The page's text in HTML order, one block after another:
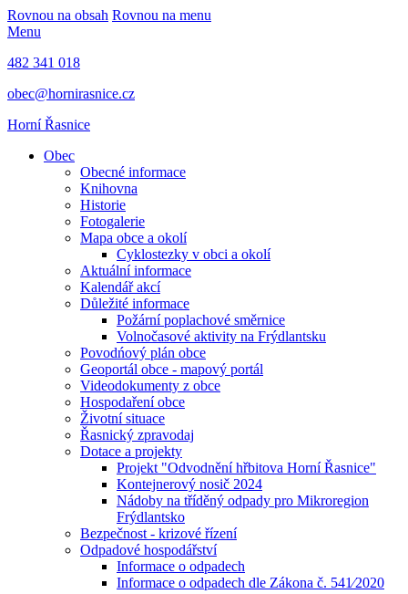
Rovnou na obsah Rovnou na menu
Menu
482 341 018
obec@hornirasnice.cz
Horní Řasnice
Obec
Obecné informace
Knihovna
Historie
Fotogalerie
Mapa obce a okolí
Cyklostezky v obci a okolí
Aktuální informace
Kalendář akcí
Důležité informace
Požární poplachové směrnice
Volnočasové aktivity na Frýdlantsku
Povodńový plán obce
Geoportál obce - mapový portál
Videodokumenty z obce
Hospodaření obce
Životní situace
Řasnický zpravodaj
Dotace a projekty
Projekt "Odvodnění hřbitova Horní Řasnice"
Kontejnerový nosič 2024
Nádoby na tříděný odpady pro Mikroregion
Frýdlantsko
Bezpečnost - krizové řízení
Odpadové hospodářství
Informace o odpadech
Informace o odpadech dle Zákona č. 541⁄2020